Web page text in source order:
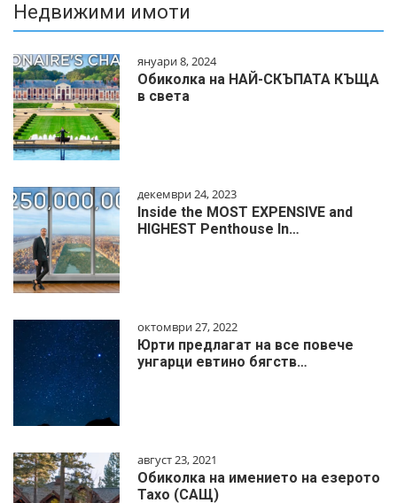
Недвижими имоти
януари 8, 2024
Обиколка на НАЙ-СКЪПАТА КЪЩА
в света
декември 24, 2023
Inside the MOST EXPENSIVE and
HIGHEST Penthouse In…
октомври 27, 2022
Юрти предлагат на все повече
унгарци евтино бягств…
август 23, 2021
Обиколка на имението на езерото
Тахо (САЩ)